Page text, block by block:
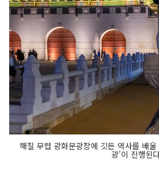
해질 무렵 광화문광장에 깃든 역사를 배
광'이 진행된